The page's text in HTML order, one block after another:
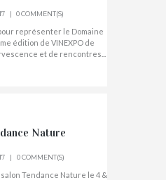
0 COMMENT(S)
représenter le Domaine
édition de VINEXPO de
et de rencontres...
Nature
0 COMMENT(S)
Tendance Nature le 4 &